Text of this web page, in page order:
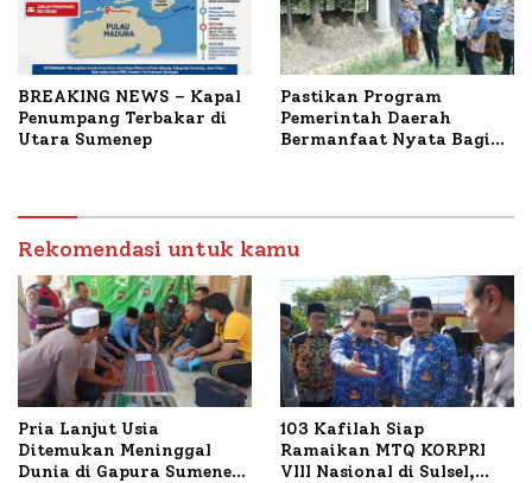
BREAKING NEWS – Kapal
Penumpang Terbakar di
Utara Sumenep
Pastikan Program
Pemerintah Daerah
Bermanfaat Nyata Bagi
Petelur di Desa Bataal
Timur
Rekomendasi untuk kamu
Pria Lanjut Usia
Ditemukan Meninggal
Dunia di Gapura Sumenep,
103 Kafilah Siap
Ramaikan MTQ KORPRI
VIII Nasional di Sulsel,